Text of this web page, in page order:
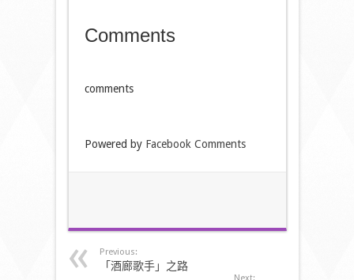
Comments
comments
Powered by Facebook Comments
Previous:
「酒廊歌手」之路
Next: